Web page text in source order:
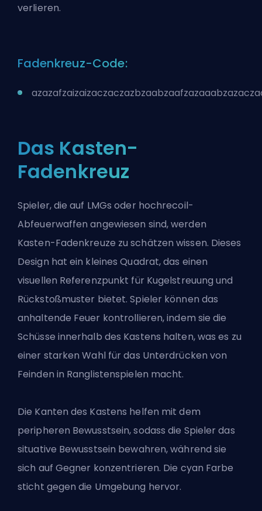
verlieren.
Fadenkreuz-Code:
Das Kasten-
Fadenkreuz
Spieler, die auf LMGs oder hochrecoil-
Abfeuerwaffen angewiesen sind, werden
Kasten-Fadenkreuze zu schätzen wissen. Dieses
Design hat ein kleines Quadrat, das einen
visuellen Referenzpunkt für Kugelstreuung und
Rückstoßmuster bietet. Spieler können das
anhaltende Feuer kontrollieren, indem sie die
Schüsse innerhalb des Kastens halten, was es zu
einer starken Wahl für das Unterdrücken von
Feinden in Ranglistenspielen macht.
Die Kanten des Kastens helfen mit dem
peripheren Bewusstsein, sodass die Spieler das
situative Bewusstsein bewahren, während sie
sich auf Gegner konzentrieren. Die cyan Farbe
sticht gegen die Umgebung hervor.